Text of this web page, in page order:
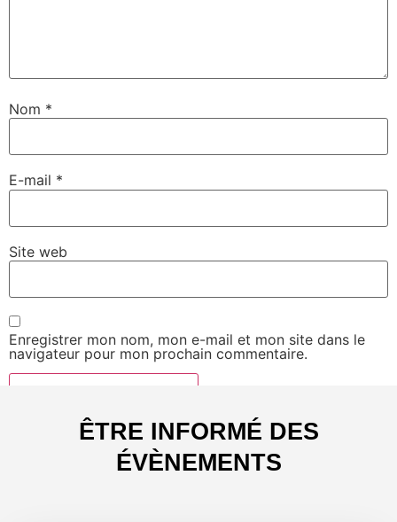
Nom *
E-mail *
Site web
Enregistrer mon nom, mon e-mail et mon site dans le
navigateur pour mon prochain commentaire.
ÊTRE INFORMÉ DES
ÉVÈNEMENTS